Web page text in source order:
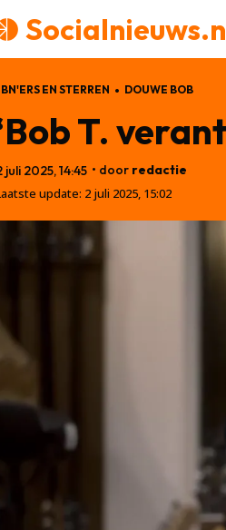
BN'ERS EN STERREN DOUWE BOB
T.
juli 2025, 14:45 • door redactie
update: 2 juli 2025, 15:02